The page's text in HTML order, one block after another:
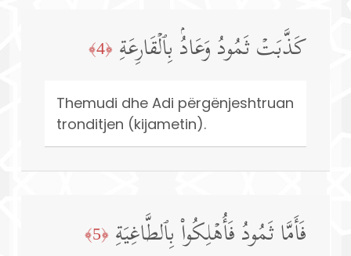
كَذَّبَتۡ ثَمُودُ وَعَادُۢ بِٱلۡقَارِعَةِ ﴿4﴾
Themudi dhe Adi përgënjeshtruan
tronditjen (kijametin).
فَأَمَّا ثَمُودُ فَأُهۡلِكُوا۟ بِٱلطَّاغِیَةِ ﴿5﴾